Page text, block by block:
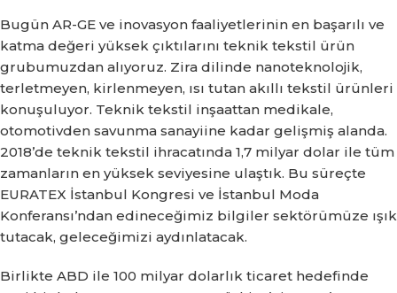
Bugün AR-GE ve inovasyon faaliyetlerinin en başarılı ve
katma değeri yüksek çıktılarını teknik tekstil ürün
grubumuzdan alıyoruz. Zira dilinde nanoteknolojik,
terletmeyen, kirlenmeyen, ısı tutan akıllı tekstil ürünleri
konuşuluyor. Teknik tekstil inşaattan medikale,
otomotivden savunma sanayiine kadar gelişmiş alanda.
2018’de teknik tekstil ihracatında 1,7 milyar dolar ile tüm
zamanların en yüksek seviyesine ulaştık. Bu süreçte
EURATEX İstanbul Kongresi ve İstanbul Moda
Konferansı’ndan edineceğimiz bilgiler sektörümüze ışık
tutacak, geleceğimizi aydınlatacak.
Birlikte ABD ile 100 milyar dolarlık ticaret hedefinde